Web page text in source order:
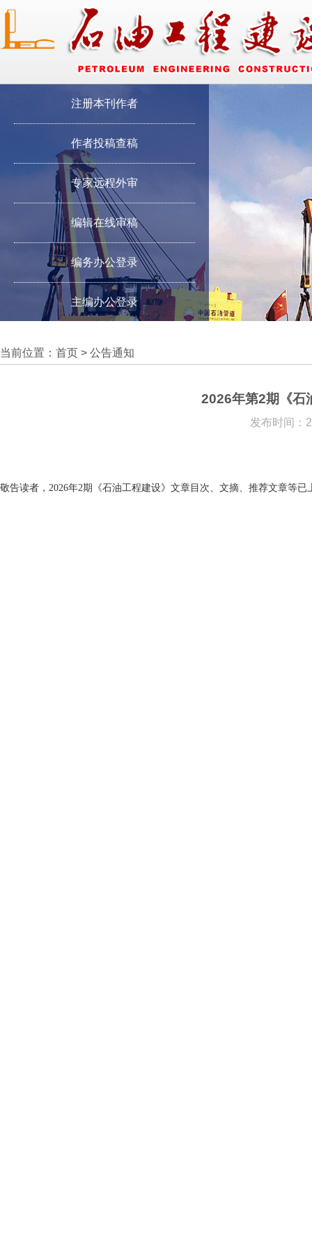
注册本刊作者
作者投稿查稿
专家远程外审
编辑在线审稿
编务办公登录
主编办公登录
当前位置： 首页 > 公告通知
2026年第2期《石
发布时间：
敬告读者， 2026年2期《石油工程建设》文章目次、文摘、推荐文章等已